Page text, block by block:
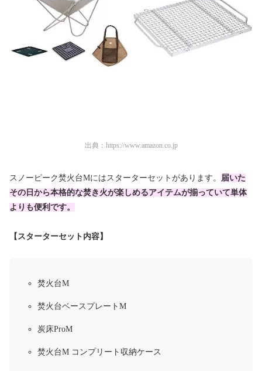
出典： https://www.amazon.co.jp
スノーピーク焚火台Mにはスターターセットがあります。 届いた
その日から本格的な焚き火が楽しめるアイテムが揃っていて単体
よりも便利です。
【スターターセット内容】
焚火台M
焚火台ベースプレートM
炭床ProM
焚火台M コンプリート収納ケース